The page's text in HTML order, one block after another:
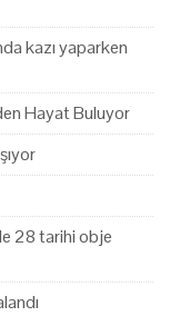
kazı yaparken
Hayat Buluyor
28 tarihi obje